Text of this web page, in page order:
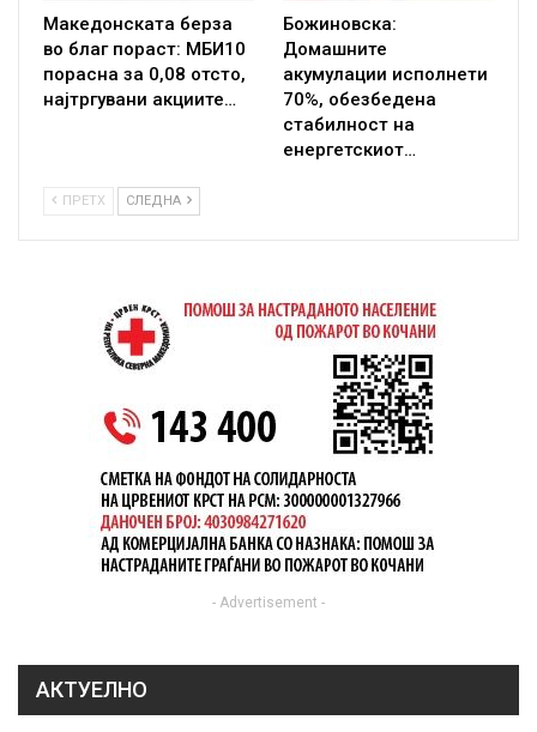
Македонската берза
во благ пораст: МБИ10
порасна за 0,08 отсто,
најтргувани акциите…
Божиновска:
Домашните
акумулации исполнети
70%, обезбедена
стабилност на
енергетскиот…
ПРЕТХ СЛЕДНА
- Advertisement -
АКТУЕЛНО